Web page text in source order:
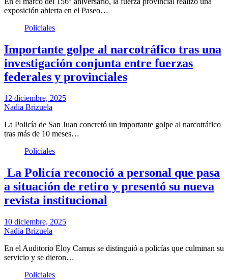
exposición abierta en el Paseo…
Policiales
Importante golpe al narcotráfico tras una
investigación conjunta entre fuerzas
federales y provinciales
12 diciembre, 2025
Nadia Brizuela
La Policía de San Juan concretó un importante golpe al narcotráfico
tras más de 10 meses…
Policiales
La Policía reconoció a personal que pasa
a situación de retiro y presentó su nueva
revista institucional
10 diciembre, 2025
Nadia Brizuela
En el Auditorio Eloy Camus se distinguió a policías que culminan su
servicio y se dieron…
Policiales